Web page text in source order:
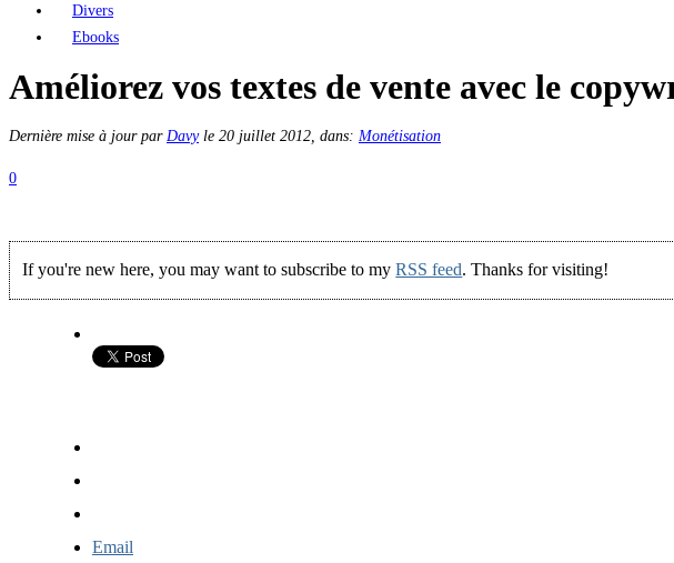
Divers
Ebooks
Améliorez vos textes de vente avec le
Dernière mise à jour par Davyle 20 juillet 2012, dans: Monétisation
0
If you're new here, you may want to subscribe to myRSS feed. Thanks for visiting!
Email